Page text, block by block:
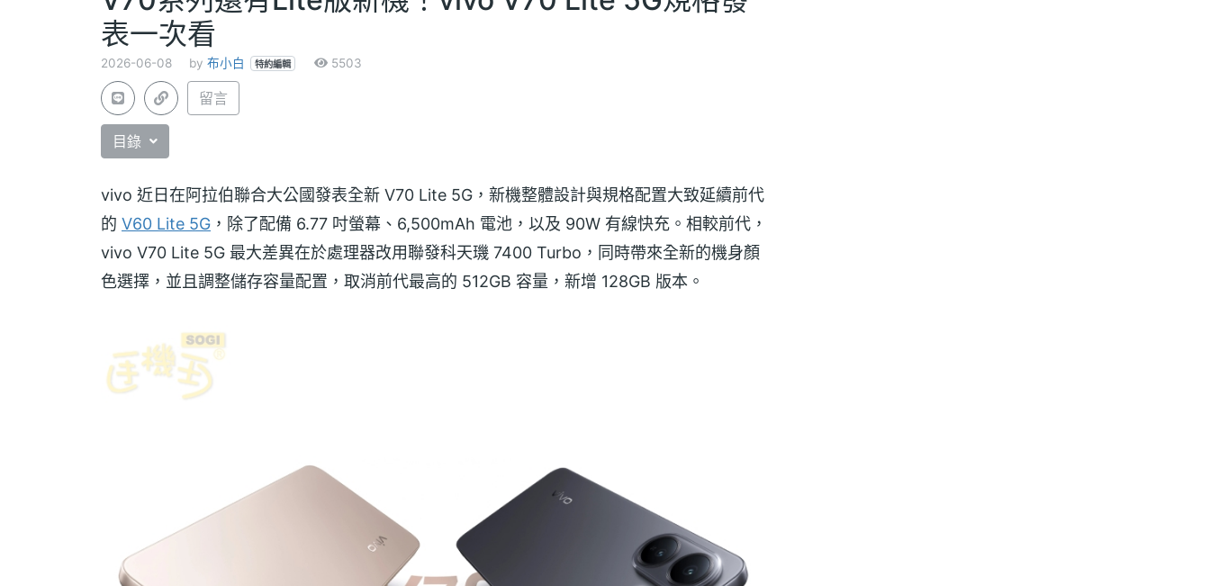
表一次看
2026-06-08 by 布小白 特約編輯 5503
留言
目錄
vivo 近日在阿拉伯聯合大公國發表全新 V70 Lite 5G，新機整體設計與規格配置大致延續前代
的 V60 Lite 5G ，除了配備 6.77 吋螢幕、6,500mAh 電池，以及 90W 有線快充。相較前代，
vivo V70 Lite 5G 最大差異在於處理器改用聯發科天璣 7400 Turbo，同時帶來全新的機身顏
色選擇，並且調整儲存容量配置，取消前代最高的 512GB 容量，新增 128GB 版本。